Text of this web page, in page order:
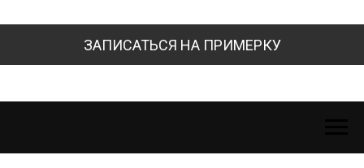
ЗАПИСАТЬСЯ НА ПРИМЕРКУ